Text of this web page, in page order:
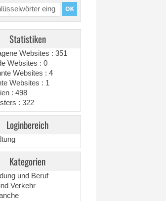
Statistiken
Websites : 351
Websites : 0
Websites : 4
Websites : 1
: 498
: 322
Loginbereich
Kategorien
und Beruf
Verkehr